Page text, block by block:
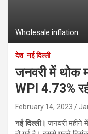
Wholesale inflation
देश नई दिल्ली
जनवरी में थोक
WPI 4.73%
February 14, 2023
नई दिल्ली। जनवरी महीने